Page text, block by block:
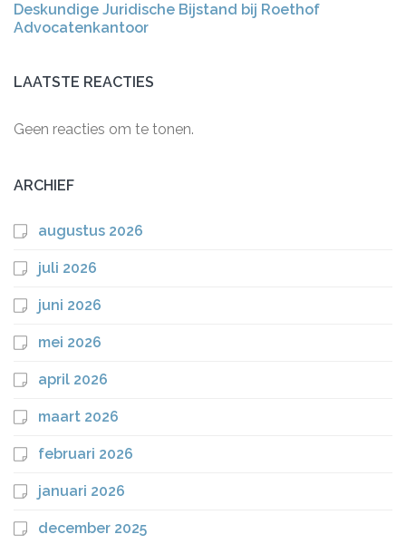
Deskundige Juridische Bijstand bij Roethof
Advocatenkantoor
LAATSTE REACTIES
Geen reacties om te tonen.
ARCHIEF
augustus 2026
juli 2026
juni 2026
mei 2026
april 2026
maart 2026
februari 2026
januari 2026
december 2025